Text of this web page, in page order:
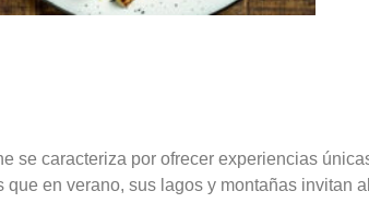
se caracteriza por ofrecer experiencias
que en verano, sus lagos y montañas invitan